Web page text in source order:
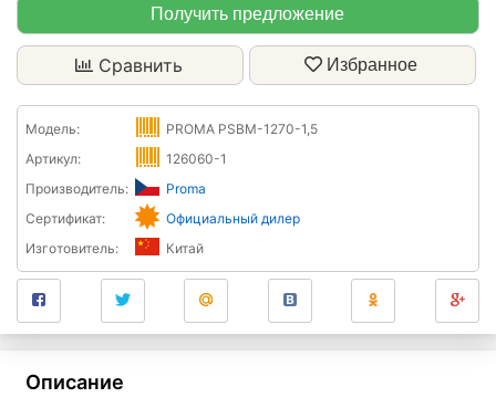
Получить предложение
Сравнить Избранное
Модель:
PROMA PSBM-1270-1,5
Артикул:
126060-1
Производитель:
Proma
Сертификат:
Официальный дилер
Изготовитель:
Китай
Описание